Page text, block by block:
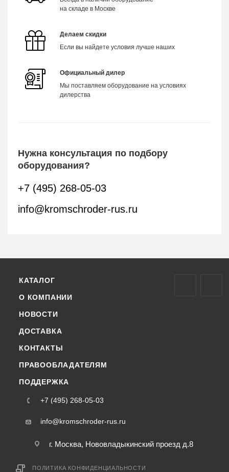
на складе в Москве
Делаем скидки
Если вы найдете условия лучше наших
Официальный дилер
Мы поставляем оборудование на условиях
дилерства
Нужна консультация по подбору
оборудования?
+7 (495) 268-05-03
info@kromschroder-rus.ru
КАТАЛОГ
О КОМПАНИИ
НОВОСТИ
ДОСТАВКА
КОНТАКТЫ
ПРАВООБЛАДАТЕЛЯМ
ПОДДЕРЖКА
+7 (495) 268-05-03
info@kromschroder-rus.ru
г. Москва, Нововладыкинский проезд д.8
ПОЛИТИКА КОНФИДЕНЦИАЛЬНОСТИ